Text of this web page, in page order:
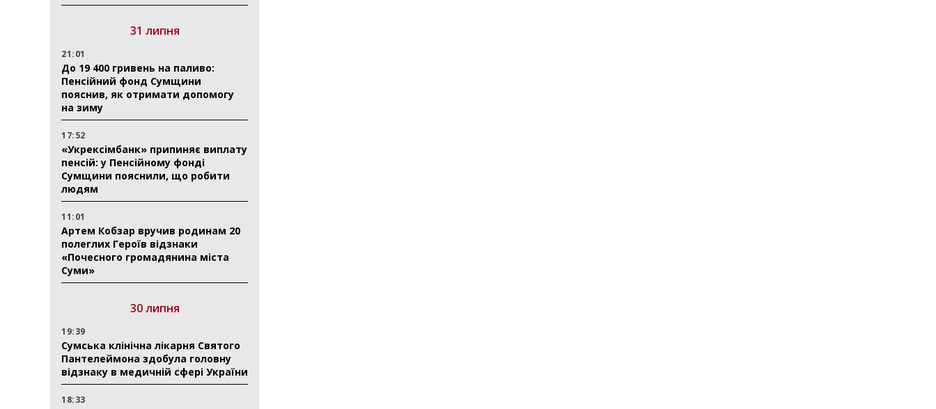
31 липня
21:01
До 19 400 гривень на паливо:
Пенсійний фонд Сумщини
пояснив, як отримати допомогу
на зиму
17:52
«Укрексімбанк» припиняє виплату
пенсій: у Пенсійному фонді
Сумщини пояснили, що робити
людям
11:01
Артем Кобзар вручив родинам 20
полеглих Героїв відзнаки
«Почесного громадянина міста
Суми»
30 липня
19:39
Сумська клінічна лікарня Святого
Пантелеймона здобула головну
відзнаку в медичній сфері України
18:33